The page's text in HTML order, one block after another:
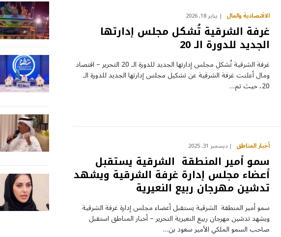
الاقتصادية والمال يناير 18, 2026
غرفة الشرقية تُشكل مجلس إدارتها
الجديد للدورة الـ 20
غرفة الشرقية تُشكل مجلس إدارتها الجديد للدورة الـ 20 التحرير – اقتصاد
ومال أعلنت غرفة الشرقية عن تشكيل مجلس إدارتها الجديد للدورة الـ
20، حيث تم…
أخبار المناطق ديسمبر 31, 2025
سمو أمير المنطقة الشرقية يستقبل
أعضاء مجلس إدارة غرفة الشرقية ويشهد
تدشين مهرجان ربيع النعيرية
سمو أمير المنطقة الشرقية يستقبل أعضاء مجلس إدارة غرفة الشرقية
ويشهد تدشين مهرجان ربيع النعيرية التحرير – أخبار المناطق استقبل
صاحب السمو الملكي الأمير سعود بن…